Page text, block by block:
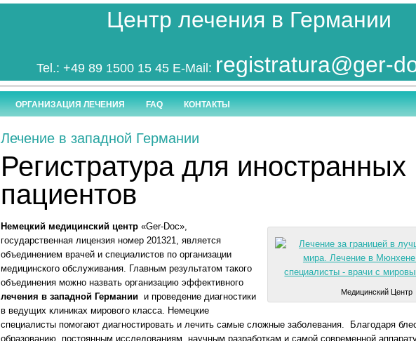
Центр лечения в Германии
Tel.: +49 89 1500 15 45 E-Mail: registratura@ger-
ОРГАНИЗАЦИЯ ЛЕЧЕНИЯ FAQ КОНТАКТЫ
Лечение в западной Германии
Регистратура для иностранных
пациентов
Медицинский Центр
Немецкий медицинский центр «Ger-Doc»,
государственная лицензия номер 201321, является
объединением врачей и специалистов по организации
медицинского обслуживания. Главным результатом такого
объединения можно назвать организацию эффективного
лечения в западной Германии и проведение диагностики
в ведущих клиниках мирового класса. Немецкие
специалисты помогают диагностировать и лечить самые сложные заболевания. Благодаря
образованию, постоянным исследованиям, научным разработкам и самой современной